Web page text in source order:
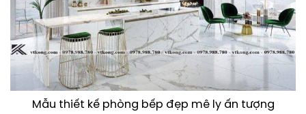
Mẫu thiết kế phòng bếp đẹp mê ly ấn tượng